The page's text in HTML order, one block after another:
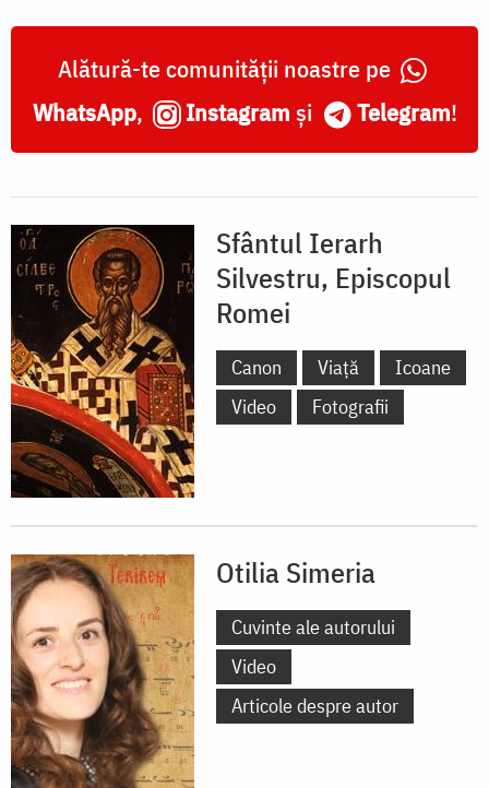
Alătură-te comunității noastre pe
WhatsApp, Instagram și Telegram!
Sfântul Ierarh
Silvestru, Episcopul
Romei
Canon Viață
Icoane
Video
Fotografii
Otilia Simeria
Cuvinte ale autorului
Video
Articole despre autor